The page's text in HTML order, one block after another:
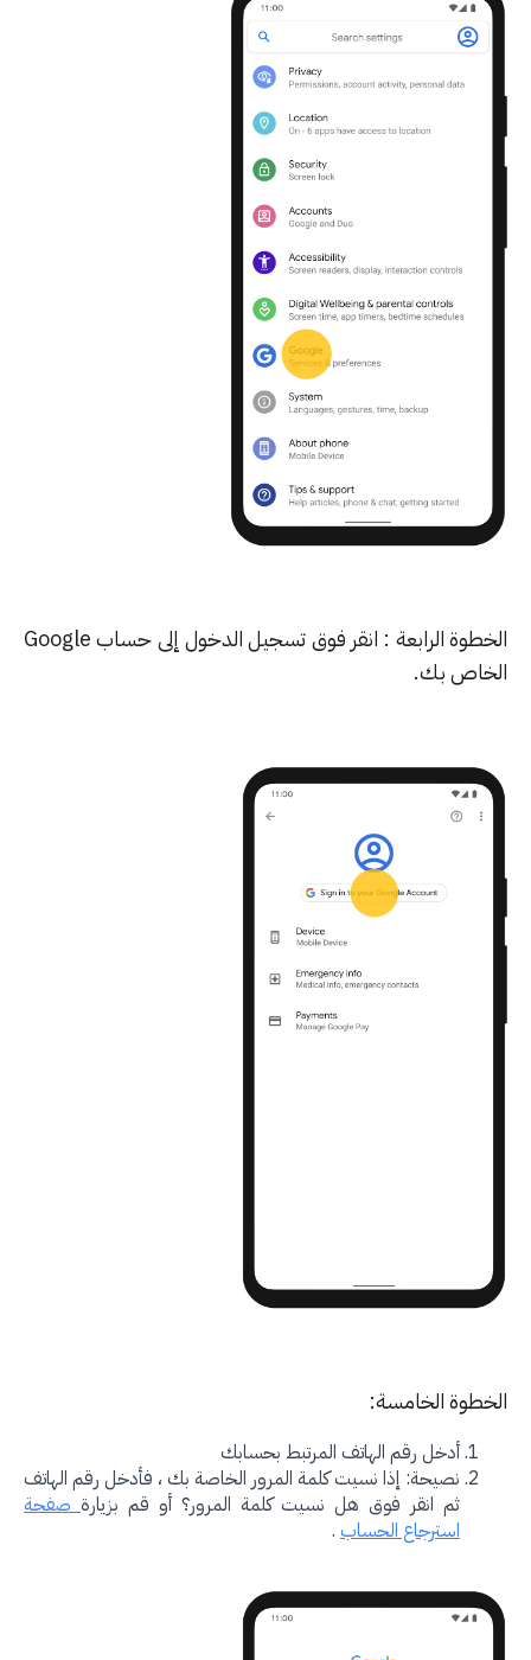
الخطوة الرابعة : انقر فوق تسجيل الدخول إلى حساب Google
بك.
الخامسة:
أدخل رقم الهاتف المرتبط بحسابك
نصيحة: إذا نسيت كلمة المرور الخاصة بك ، فأدخل رقم الهاتف
ثم انقر فوق هل نسيت كلمة المرور؟ أو قم بزيارة صفحة
استرجاع الحساب.